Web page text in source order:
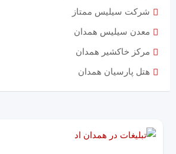
شرکت سیلیس ممتاز
معدن سیلیس همدان
مرکز خاکشیر همدان
هتل پارسیان همدان